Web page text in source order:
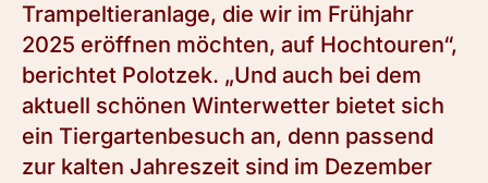
Trampeltieranlage, die wir im Frühjahr
2025 eröffnen möchten, auf Hochtouren“,
berichtet Polotzek. „Und auch bei dem
aktuell schönen Winterwetter bietet sich
ein Tiergartenbesuch an, denn passend
zur kalten Jahreszeit sind im Dezember